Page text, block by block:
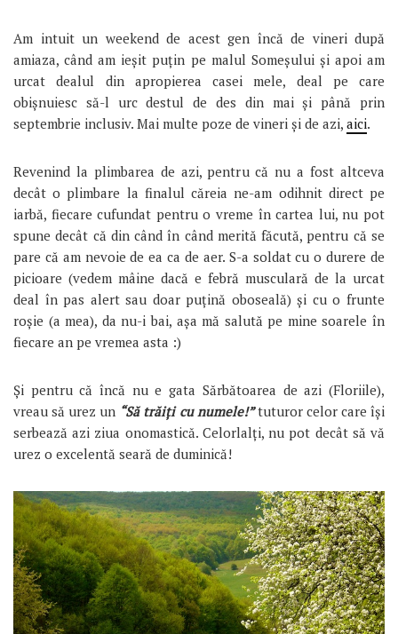
Am intuit un weekend de acest gen încă de vineri după
amiaza, când am ieșit puțin pe malul Someșului și apoi am
urcat dealul din apropierea casei mele, deal pe care
obișnuiesc să-l urc destul de des din mai și până prin
septembrie inclusiv. Mai multe poze de vineri și de azi, aici.
Revenind la plimbarea de azi, pentru că nu a fost altceva
decât o plimbare la finalul căreia ne-am odihnit direct pe
iarbă, fiecare cufundat pentru o vreme în cartea lui, nu pot
spune decât că din când în când merită făcută, pentru că se
pare că am nevoie de ea ca de aer. S-a soldat cu o durere de
picioare (vedem mâine dacă e febră musculară de la urcat
deal în pas alert sau doar puțină oboseală) și cu o frunte
roșie (a mea), da nu-i bai, așa mă salută pe mine soarele în
fiecare an pe vremea asta :)
Și pentru că încă nu e gata Sărbătoarea de azi (Floriile),
vreau să urez un “Să trăiți cu numele!”tuturor celor care își
serbează azi ziua onomastică. Celorlalți, nu pot decât să vă
urez o excelentă seară de duminică!